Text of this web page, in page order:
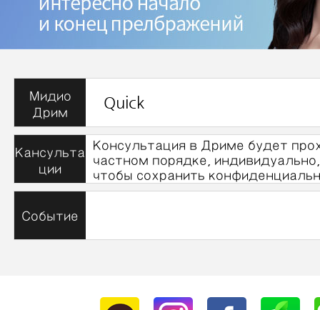
Мидио
Дрим
Quick
Кансульта
ции
Консультация в Дриме будет
частном порядке, индивидуально,
чтобы сохранить
Событие